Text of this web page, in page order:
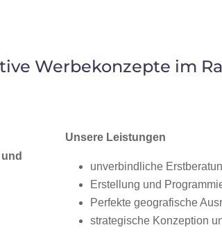
Werbekonzepte im
Unsere Leistungen
unverbindliche
Erstellung und
Perfekte geografische
strategische Konzeption